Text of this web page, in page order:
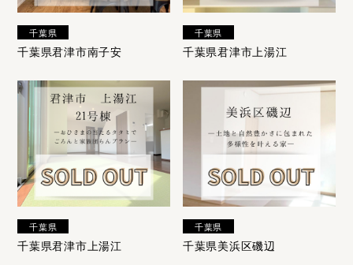
千葉県
千葉県君津市南子安
千葉県
千葉県君津市上湯江
千葉県
千葉県君津市上湯江
千葉県
千葉県美浜区磯辺